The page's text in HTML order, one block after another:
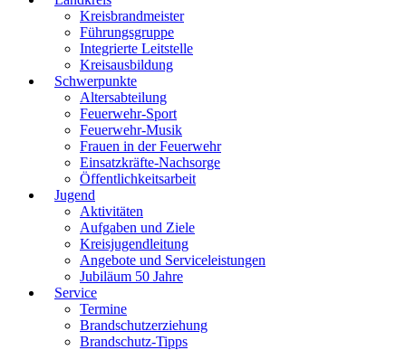
Kreisbrandmeister
Führungsgruppe
Integrierte Leitstelle
Kreisausbildung
Schwerpunkte
Altersabteilung
Feuerwehr-Sport
Feuerwehr-Musik
Frauen in der Feuerwehr
Einsatzkräfte-Nachsorge
Öffentlichkeitsarbeit
Jugend
Aktivitäten
Aufgaben und Ziele
Kreisjugendleitung
Angebote und Serviceleistungen
Jubiläum 50 Jahre
Service
Termine
Brandschutzerziehung
Brandschutz-Tipps